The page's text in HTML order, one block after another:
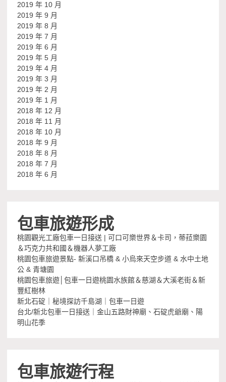
2019 年 10 月
2019 年 9 月
2019 年 8 月
2019 年 7 月
2019 年 6 月
2019 年 5 月
2019 年 4 月
2019 年 3 月
2019 年 2 月
2019 年 1 月
2018 年 12 月
2018 年 11 月
2018 年 10 月
2018 年 9 月
2018 年 8 月
2018 年 7 月
2018 年 6 月
包車旅遊形成
桃園觀光工廠包車一日接送 | 可口可樂世界＆卡司，蒂菈樂園
＆巧克力共和國＆機器人夢工廠
桃園包車旅遊景點- 新溪口吊橋 & 小烏來天空步道 & 水中土地
公 & 青塘園
桃園包車旅遊│包車一日遊桃園水族館＆慈湖＆大溪老街＆新
豐紅樹林
新北石碇｜秘境探訪千島湖｜包車一日遊
台北/新北包車一日接送｜金山五路財神廟、石碇虎爺廟、陽
明山花季
包車旅遊行程